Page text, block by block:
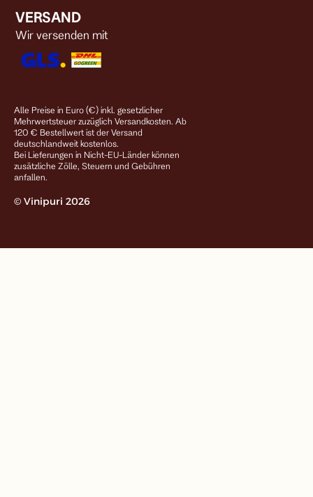
VERSAND
Wir versenden mit
Alle Preise in Euro (€) inkl. gesetzlicher
Mehrwertsteuer zuzüglich Versandkosten. Ab
120 € Bestellwert ist der Versand
deutschlandweit kostenlos.
Bei Lieferungen in Nicht-EU-Länder können
zusätzliche Zölle, Steuern und Gebühren
anfallen.
© Vinipuri 2026